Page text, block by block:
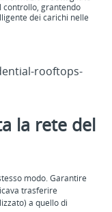
controllo, grantendo
dei carichi nelle
la rete del
modo. Garantire
trasferire
a quello di